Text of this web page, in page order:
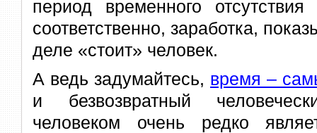
период временного
соответственно, заработка,
деле «стоит» человек.
А ведь задумайтесь, время –
и безвозвратный
человеком очень редко